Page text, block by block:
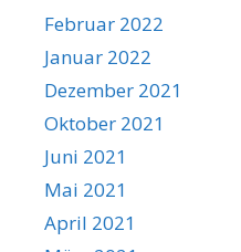
Februar 2022
Januar 2022
Dezember 2021
Oktober 2021
Juni 2021
Mai 2021
April 2021